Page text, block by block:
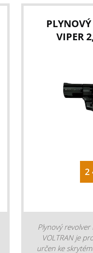
osobám starším
do košíkuVIPER
2
Plynový revolver
VOLTRAN je
určen ke